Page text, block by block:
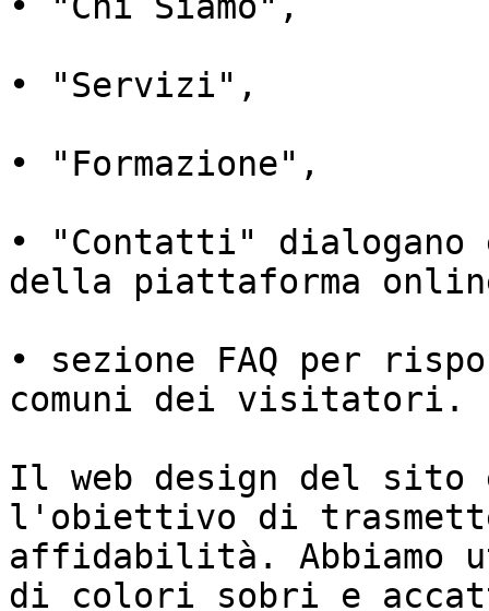
• "Servizi",
• "Formazione",
• "Contatti"
della piattaforma
• sezione FAQ per
comuni dei visitatori.
Il web design del sito
l'obiettivo di
affidabilità. Abbiamo
di colori sobri e